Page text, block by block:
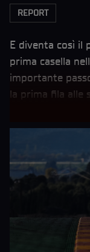
REPORT
E diventa così il
prima casella
importante
la prima fila alle